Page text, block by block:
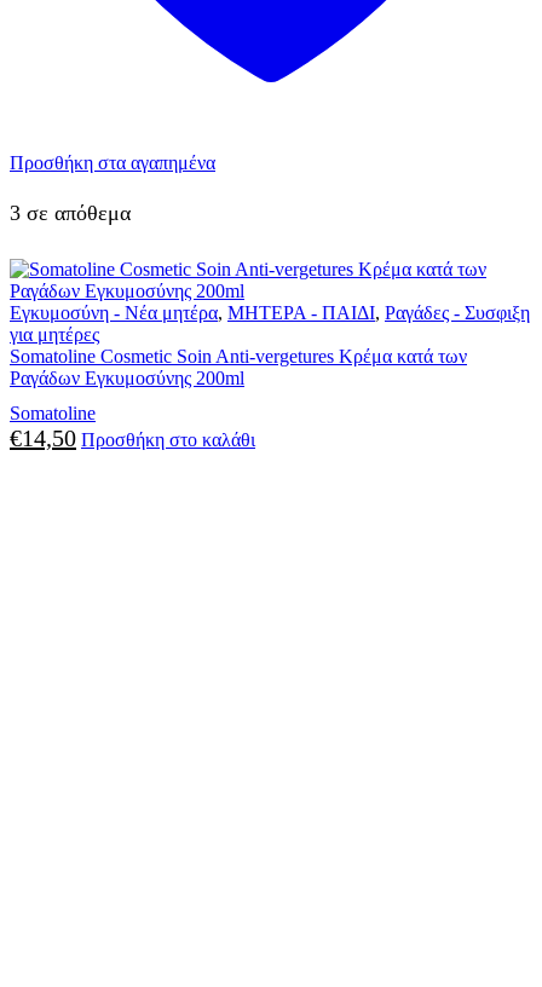
Προσθήκη στα αγαπημένα
3 σε απόθεμα
Εγκυμοσύνη - Νέα μητέρα, ΜΗΤΕΡΑ - ΠΑΙΔΙ, Ραγάδες - Συσφιξη
για μητέρες
Somatoline Cosmetic Soin Anti-vergetures Κρέμα κατά των
Ραγάδων Εγκυμοσύνης 200ml
Somatoline
€14,50 Προσθήκη στο καλάθι